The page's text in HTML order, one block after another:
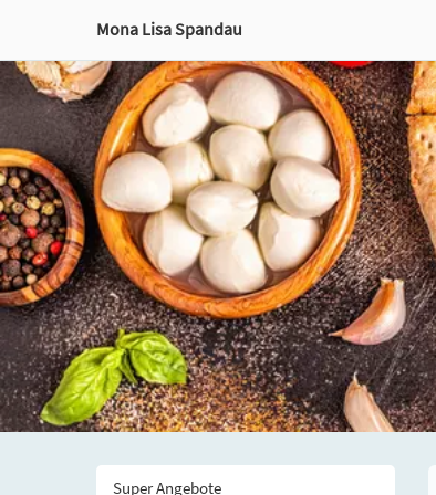
Mona Lisa Spandau
Super Angebote